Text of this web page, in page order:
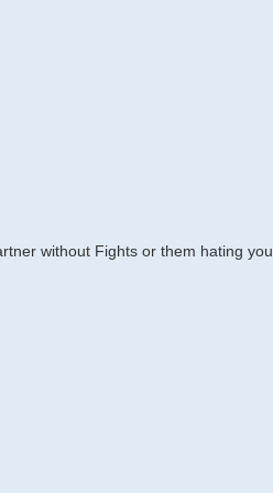
without Fights or them hating you